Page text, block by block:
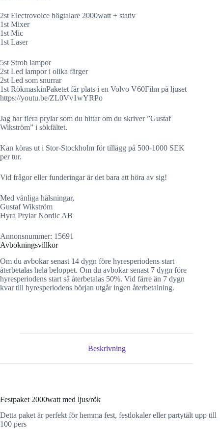
2st Electrovoice högtalare 2000watt + stativ
1st Mixer
1st Mic
1st Laser
5st Strob lampor
2st Led lampor i olika färger
2st Led som snurrar
1st RökmaskinPaketet får plats i en Volvo V60Film på ljuset
https://youtu.be/ZL0Vv1wYRPo
Jag har flera prylar som du hittar om du skriver ”Gustaf
Wikström” i sökfältet.
Kan köras ut i Stor-Stockholm för tillägg på 500-1000 SEK
per tur.
Vid frågor eller funderingar är det bara att höra av sig!
Med vänliga hälsningar,
Gustaf Wikström
Hyra Prylar Nordic AB
Annonsnummer: 15691
Avbokningsvillkor
Om du avbokar senast 14 dygn före hyresperiodens start
återbetalas hela beloppet. Om du avbokar senast 7 dygn före
hyresperiodens start så återbetalas 50%. Vid färre än 7 dygn
kvar till hyresperiodens början utgår ingen återbetalning.
Beskrivning
Festpaket 2000watt med ljus/rök
Detta paket är perfekt för hemma fest, festlokaler eller partytält upp till
100 pers